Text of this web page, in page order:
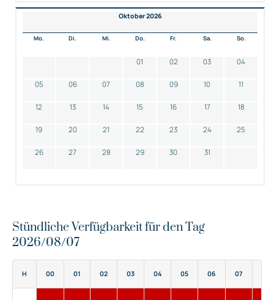
Oktober 2026
Mo. Di. Mi. Do. Fr. Sa. So.
01 02 03 04
05 06 07 08 09 10 11
12 13 14 15 16 17 18
19 20 21 22 23 24 25
26 27 28 29 30 31
Stündliche Verfügbarkeit für den Tag
2026/08/07
H 00 01 02 03 04 05 06 07